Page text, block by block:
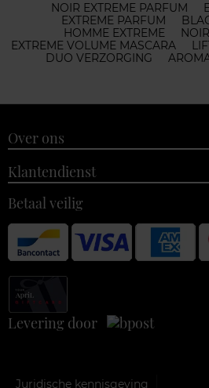
NOIR EXTREME PARFUM
EXTREME PARFUM
HOMME EXTREME
EXTREME VOLUME MASCARA
DUO VERZORGING
Over ons
Klantendienst
Betaal veilig
Levering door
Juridische kennisgeving